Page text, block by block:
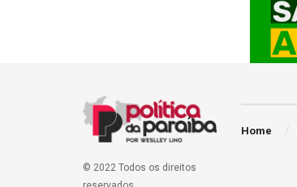
© 2022 Todos os direitos
Home